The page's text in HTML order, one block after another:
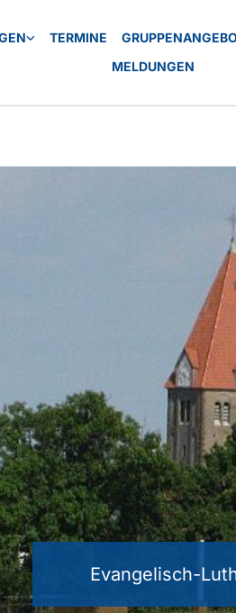
TERMINE
MELDUNGEN
Evangelisch-